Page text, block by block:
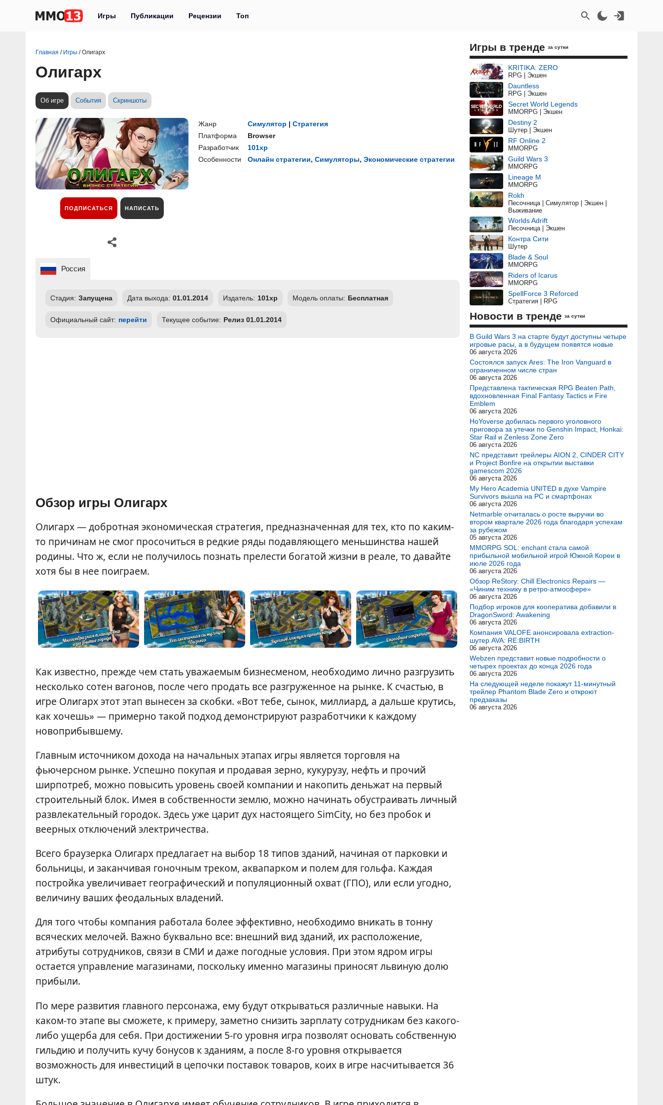
Игры Публикации Рецензии Топ
Главная / Игры /Олигарх
Олигарх
Об игре События Скриншоты
ПОДПИСАТЬСЯ НАПИСАТЬ
Жанр Симулятор | Стратегия
Платформа
Browser
Разработчик
101xp
Особенности
Онлайн стратегии, Симуляторы, Экономические стратегии
Россия
Стадия: Запущена Дата выхода: 01.01.2014 Издатель: 101xp Модель оплаты: Бесплатная
Официальный сайт: перейти Текущее событие: Релиз 01.01.2014
Обзор игры Олигарх
Олигарх — добротная экономическая стратегия, предназначенная для тех, кто по каким-
то причинам не смог просочиться в редкие ряды подавляющего меньшинства нашей
родины. Что ж, если не получилось познать прелести богатой жизни в реале, то давайте
хотя бы в нее поиграем.
Как известно, прежде чем стать уважаемым бизнесменом, необходимо лично разгрузить
несколько сотен вагонов, после чего продать все разгруженное на рынке. К счастью, в
игре Олигарх этот этап вынесен за скобки. «Вот тебе, сынок, миллиард, а дальше крутись,
как хочешь» — примерно такой подход демонстрируют разработчики к каждому
новоприбывшему.
Главным источником дохода на начальных этапах игры является торговля на
фьючерсном рынке. Успешно покупая и продавая зерно, кукурузу, нефть и прочий
ширпотреб, можно повысить уровень своей компании и накопить деньжат на первый
строительный блок. Имея в собственности землю, можно начинать обустраивать личный
развлекательный городок. Здесь уже царит дух настоящего SimCity, но без пробок и
веерных отключений электричества.
Всего браузерка Олигарх предлагает на выбор 18 типов зданий, начиная от парковки и
больницы, и заканчивая гоночным треком, аквапарком и полем для гольфа. Каждая
постройка увеличивает географический и популяционный охват (ГПО), или если угодно,
величину ваших феодальных владений.
Для того чтобы компания работала более эффективно, необходимо вникать в тонну
всяческих мелочей. Важно буквально все: внешний вид зданий, их расположение,
атрибуты сотрудников, связи в СМИ и даже погодные условия. При этом ядром игры
остается управление магазинами, поскольку именно магазины приносят львиную долю
прибыли.
По мере развития главного персонажа, ему будут открываться различные навыки. На
каком-то этапе вы сможете, к примеру, заметно снизить зарплату сотрудникам без какого-
либо ущерба для себя. При достижении 5-го уровня игра позволят основать собственную
гильдию и получить кучу бонусов к зданиям, а после 8-го уровня открывается
возможность для инвестиций в цепочки поставок товаров, коих в игре насчитывается 36
штук.
Игры в тренде за сутки
KRITIKA: ZERO
RPG | Экшен
Dauntless
RPG | Экшен
Secret World Legends
MMORPG | Экшен
Destiny 2
Шутер | Экшен
RF Online 2
MMORPG
Guild Wars 3
MMORPG
Lineage M
MMORPG
Rokh
Песочница | Симулятор | Экшен |
Выживание
Worlds Adrift
Песочница | Экшен
Контра Сити
Шутер
Blade & Soul
MMORPG
Riders of Icarus
MMORPG
SpellForce 3 Reforced
Стратегия | RPG
Новости в тренде за сутки
В Guild Wars 3 на старте будут доступны четыре
игровые расы, а в будущем появятся новые
06 августа 2026
Состоялся запуск Ares: The Iron Vanguard в
ограниченном числе стран
06 августа 2026
Представлена тактическая RPG Beaten Path,
вдохновленная Final Fantasy Tactics и Fire
Emblem
06 августа 2026
HoYoverse добилась первого уголовного
приговора за утечки по Genshin Impact, Honkai:
Star Rail и Zenless Zone Zero
06 августа 2026
NC представит трейлеры AION 2, CINDER CITY
и Project Bonfire на открытии выставки
gamescom 2026
06 августа 2026
My Hero Academia UNITED в духе Vampire
Survivors вышла на PC и смартфонах
06 августа 2026
Netmarble отчиталась о росте выручки во
втором квартале 2026 года благодаря успехам
за рубежом
05 августа 2026
MMORPG SOL: enchant стала самой
прибыльной мобильной игрой Южной Кореи в
июле 2026 года
06 августа 2026
Обзор ReStory: Chill Electronics Repairs —
«Чиним технику в ретро-атмосфере»
06 августа 2026
Подбор игроков для кооператива добавили в
DragonSword: Awakening
06 августа 2026
Компания VALOFE анонсировала extraction-
шутер AVA: RE:BIRTH
06 августа 2026
Webzen представит новые подробности о
четырех проектах до конца 2026 года
06 августа 2026
На следующей неделе покажут 11-минутный
трейлер Phantom Blade Zero и откроют
предзаказы
06 августа 2026